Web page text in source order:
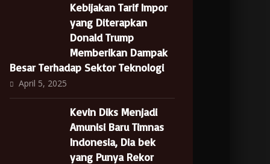
Kebijakan Tarif Impor
yang Diterapkan
Donald Trump
Memberikan Dampak
Besar Terhadap Sektor Teknologi
April 5, 2025
Kevin Diks Menjadi
Amunisi Baru Timnas
Indonesia, Dia bek
yang Punya Rekor